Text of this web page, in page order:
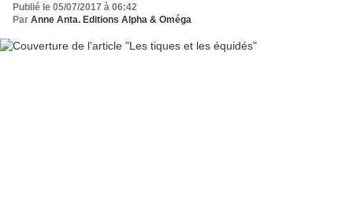
Publié le 05/07/2017 à 06:42
Par Anne Anta. Editions Alpha & Oméga